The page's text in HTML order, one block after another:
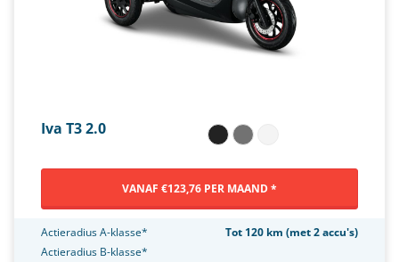
Iva T3 2.0
VANAF €123,76 PER MAAND *
Actieradius A-klasse*
Tot 120 km (met 2 accu's)
Actieradius B-klasse*